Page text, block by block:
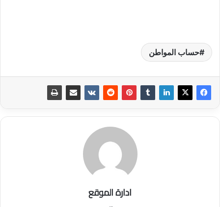
حساب المواطن
ادارة الموقع